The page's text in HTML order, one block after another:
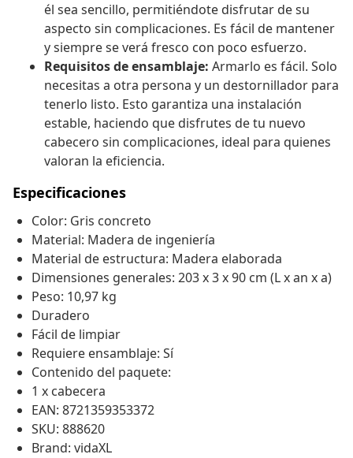
él sea sencillo, permitiéndote disfrutar de su
aspecto sin complicaciones. Es fácil de mantener
y siempre se verá fresco con poco esfuerzo.
Requisitos de ensamblaje: Armarlo es fácil. Solo
necesitas a otra persona y un destornillador para
tenerlo listo. Esto garantiza una instalación
estable, haciendo que disfrutes de tu nuevo
cabecero sin complicaciones, ideal para quienes
valoran la eficiencia.
Especificaciones
Color: Gris concreto
Material: Madera de ingeniería
Material de estructura: Madera elaborada
Dimensiones generales: 203 x 3 x 90 cm (L x an x a)
Peso: 10,97 kg
Duradero
Fácil de limpiar
Requiere ensamblaje: Sí
Contenido del paquete:
1 x cabecera
EAN: 8721359353372
SKU: 888620
Brand: vidaXL